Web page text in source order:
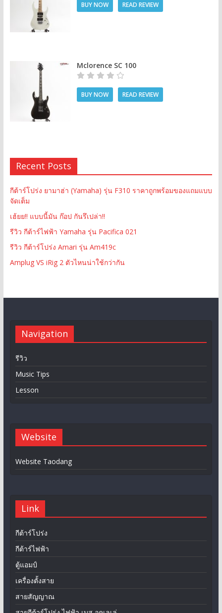
BUY NOW READ REVIEW
Mclorence SC 100
BUY NOW READ REVIEW
Recent Posts
กีต้าร์โปร่ง ยามาฮ่า (Yamaha) รุ่น F310 ราคาถูกพร้อมของแถมแบบ
จัดเต็ม
เฮ้ยย!! แบบนี้มัน ก๊อป กันรึเปล่า!!
รีวิว กีต้าร์ไฟฟ้า Yamaha รุ่น Pacifica 021
รีวิว กีต้าร์โปร่ง Amari รุ่น Am419c
Amplug VS iRig 2 ตัวไหนน่าใช้กว่ากัน
Navigation
รีวิว
Music Tips
Lesson
Website
Website Taodang
Link
กีต้าร์โปร่ง
กีต้าร์ไฟฟ้า
ตู้แอมป์
เครื่องตั้งสาย
สายสัญญาณ